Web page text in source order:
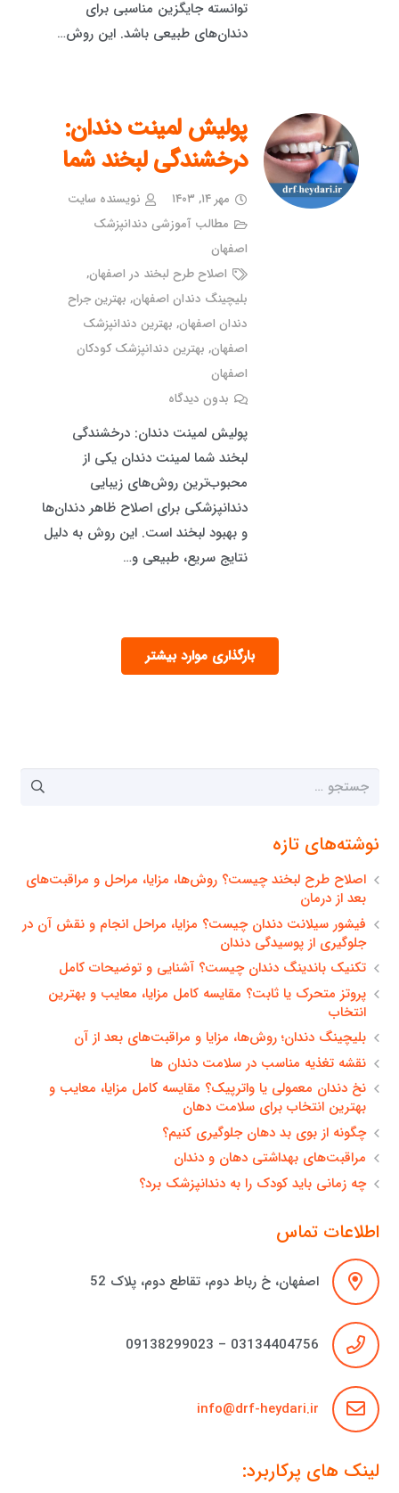
توانسته جایگزین مناسبی برای
دندان‌های طبیعی باشد. این روش…
پولیش لمینت دندان:
درخشندگی لبخند شما
مهر ۱۴, ۱۴۰۳
نویسنده سایت
مطالب آموزشی دندانپزشک
اصفهان
اصلاح طرح لبخند در اصفهان,
بلیچینگ دندان اصفهان, بهترین جراح
دندان اصفهان, بهترین دندانپزشک
اصفهان, بهترین دندانپزشک کودکان
اصفهان
بدون دیدگاه
پولیش لمینت دندان: درخشندگی
لبخند شما لمینت دندان یکی از
محبوب‌ترین روش‌های زیبایی
دندانپزشکی برای اصلاح ظاهر دندان‌ها
و بهبود لبخند است. این روش به دلیل
نتایج سریع، طبیعی و…
بارگذاری موارد بیشتر
جستجو
نوشته‌های تازه
اصلاح طرح لبخند چیست؟ روش‌ها، مزایا، مراحل و مراقبت‌های
بعد از درمان
فیشور سیلانت دندان چیست؟ مزایا، مراحل انجام و نقش آن در
جلوگیری از پوسیدگی دندان
تکنیک باندینگ دندان چیست؟ آشنایی و توضیحات کامل
پروتز متحرک یا ثابت؟ مقایسه کامل مزایا، معایب و بهترین
انتخاب
بلیچینگ دندان؛ روش‌ها، مزایا و مراقبت‌های بعد از آن
نقشه تغذیه مناسب در سلامت دندان ها
نخ دندان معمولی یا واترپیک؟ مقایسه کامل مزایا، معایب و
بهترین انتخاب برای سلامت دهان
چگونه از بوی بد دهان جلوگیری کنیم؟
مراقبت‌های بهداشتی دهان و دندان
چه زمانی باید کودک را به دندانپزشک برد؟
اطلاعات تماس
اصفهان، خ رباط دوم، تقاطع دوم، پلاک 52
03134404756 – 09138299023
info@drf-heydari.ir
لینک های پرکاربرد: